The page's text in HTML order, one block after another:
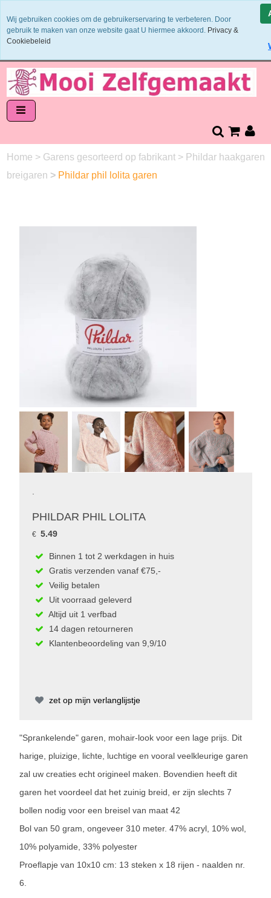
Garens worden uit 1 verfbad verzonden
Veilig online betalen of zelf overschrijven
Home > Garens gesorteerd op fabrikant > Phildar haakgaren
breigaren > Phildar phil lolita garen
PHILDAR PHIL LOLITA
€ 5.49
Binnen 1 tot 2 werkdagen in huis
Gratis verzenden vanaf €75,-
Veilig betalen
Uit voorraad geleverd
Altijd uit 1 verfbad
14 dagen retourneren
Klantenbeoordeling van 9,9/10
zet op mijn verlanglijstje
"Sprankelende" garen, mohair-look voor een lage prijs. Dit
harige, pluizige, lichte, luchtige en vooral veelkleurige garen
zal uw creaties echt origineel maken. Bovendien heeft dit
garen het voordeel dat het zuinig breid, er zijn slechts 7
bollen nodig voor een breisel van maat 42
Bol van 50 gram, ongeveer 310 meter. 47% acryl, 10% wol,
10% polyamide, 33% polyester
Proeflapje van 10x10 cm: 13 steken x 18 rijen - naalden nr.
6.
Wij gebruiken cookies om de gebruikerservaring te verbeteren. Door
gebruik te maken van onze website gaat U hiermee akkoord. Privacy &
Cookiebeleid